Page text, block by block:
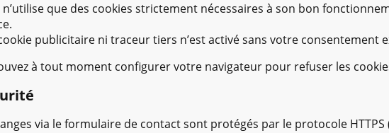
n’utilise que des cookies strictement nécessaires à son bon
publicitaire ni traceur tiers n’est activé sans votre consentement
à tout moment configurer votre navigateur pour refuser les
via le formulaire de contact sont protégés par le protocole